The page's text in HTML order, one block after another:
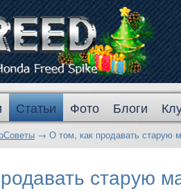
Статьи Фото Блоги
→ О том, как продавать старую
старую